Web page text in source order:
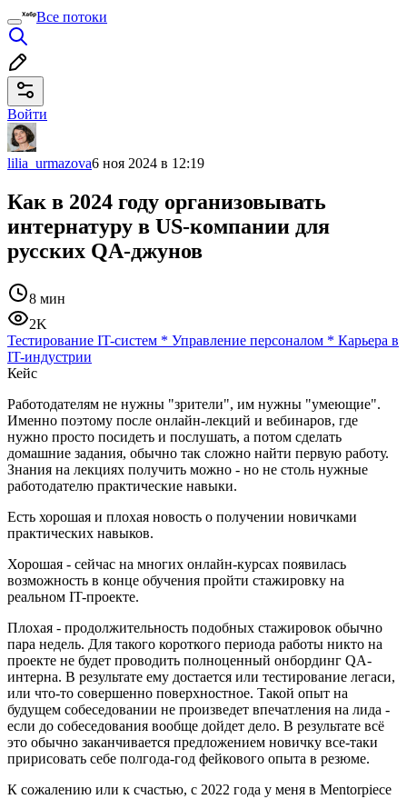
Все потоки
Войти
lilia_urmazova6 ноя 2024 в 12:19
Как в 2024 году организовывать
интернатуру в US-компании для
русских QA-джунов
8 мин
2K
Тестирование IT-систем * Управление персоналом * Карьера в
IT-индустрии
Кейс
Работодателям не нужны "зрители", им нужны "умеющие".
Именно поэтому после онлайн-лекций и вебинаров, где
нужно просто посидеть и послушать, а потом сделать
домашние задания, обычно так сложно найти первую работу.
Знания на лекциях получить можно - но не столь нужные
работодателю практические навыки.
Есть хорошая и плохая новость о получении новичками
практических навыков.
Хорошая - сейчас на многих онлайн-курсах появилась
возможность в конце обучения пройти стажировку на
реальном IT-проекте.
Плохая - продолжительность подобных стажировок обычно
пара недель. Для такого короткого периода работы никто на
проекте не будет проводить полноценный онбординг QA-
интерна. В результате ему достается или тестирование легаси,
или что-то совершенно поверхностное. Такой опыт на
будущем собеседовании не произведет впечатления на лида -
если до собеседования вообще дойдет дело. В результате всё
это обычно заканчивается предложением новичку все-таки
пририсовать себе полгода-год фейкового опыта в резюме.
К сожалению или к счастью, с 2022 года у меня в Mentorpiece